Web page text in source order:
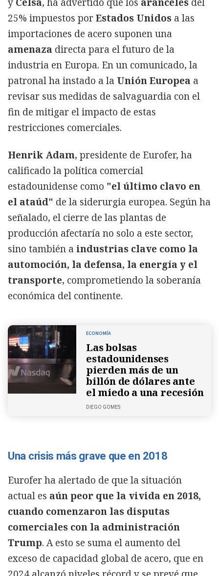
25% impuestos porEstados Unidos a las
importaciones de acero suponen una
amenaza directa para el futuro de la
industria en Europa. En un comunicado, la
patronal ha instado a la Unión Europea a
revisar sus medidas de salvaguardia con el
fin de mitigar el impacto de estas
restricciones comerciales.
Henrik Adam, presidente de Eurofer, ha
calificado la política comercial
estadounidense como "el último clavo en
el ataúd" de la siderurgia europea. Según ha
señalado, el cierre de las plantas de
producción afectaría no solo a este sector,
sino también a industrias clave como la
automoción, la defensa, la energía y el
transporte, comprometiendo la soberanía
económica del continente.
ECONOMÍA
Las bolsas
estadounidenses
pierden más de un
billón de dólares ante
el miedo a una recesión
DIEGO GOMES
Una crisis más grave que en 2018
Eurofer ha alertado de que la situación
actual es aún peor que la vivida en 2018,
cuando comenzaron las disputas
comerciales con la administración
Trump. A esto se suma el aumento del
exceso de capacidad global de acero, que en